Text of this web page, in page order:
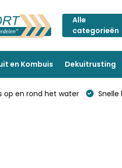
Alle
categorieën
en Kombuis Dekuitrusting
op en rond het water Snelle